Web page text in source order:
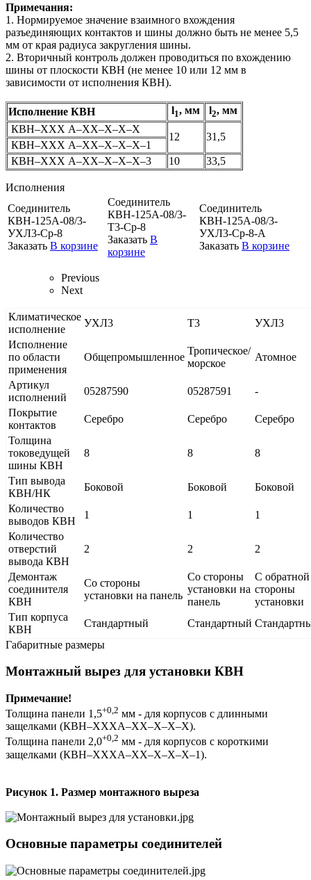
Примечания:
1. Нормируемое значение взаимного вхождения
разъединяющих контактов и шины должно быть не менее 5,5
мм от края радиуса закругления шины.
2. Вторичный контроль должен проводиться по вхождению
шины от плоскости КВН (не менее 10 или 12 мм в
зависимости от исполнения КВН).
Исполнение КВН l1, мм l2, мм
КВН–ХХХ А–ХХ–Х–Х–Х
12 31,5
КВН–ХХХ А–ХХ–Х–Х–Х–1
КВН–ХХХ А–ХХ–Х–Х–Х–3
10 33,5
Исполнения
Соединитель
КВН-125А-08/3-
УХЛ3-Ср-8
Заказать В корзине
Соединитель
КВН-125А-08/3-
Т3-Ср-8
Заказать В
корзине
Соединитель
КВН-125А-08/3-
УХЛ3-Ср-8-А
Заказать В корзине
Previous
Next
Климатическое
исполнение
УХЛ3 Т3
УХЛ3
Исполнение
по области
применения
Общепромышленное
Тропическое/
морское
Атомное
Артикул
исполнений
05287590 05287591
-
Покрытие
контактов
Серебро Серебро
Серебро
Толщина
токоведущей
шины КВН
8 8 8
Тип вывода
КВН/НК
Боковой Боковой
Боковой
Количество
выводов КВН
1 1
1
Количество
отверстий
вывода КВН
2 2 2
Демонтаж
соединителя
КВН
Со стороны
установки на панель
Со стороны
установки на
панель
С обратной
стороны
установки
Тип корпуса
КВН
Стандартный Стандартный
Габаритные размеры
Монтажный вырез для установки КВН
Примечание!
Толщина панели 1,5+0,2 мм - для корпусов с длинными
защелками (КВН–ХХХА–ХХ–Х–Х–Х).
Толщина панели 2,0+0,2 мм - для корпусов с короткими
защелками (КВН–ХХХА–ХХ–Х–Х–Х–1).
Рисунок 1. Размер монтажного выреза
Основные параметры соединителей